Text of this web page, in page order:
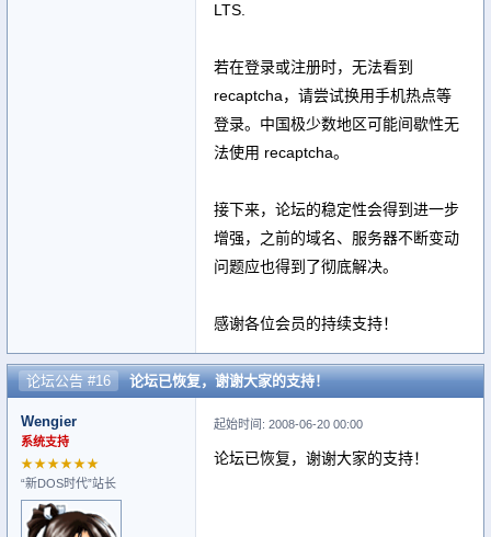
LTS.
若在登录或注册时，无法看到
recaptcha，请尝试换用手机热点等
登录。中国极少数地区可能间歇性无
法使用 recaptcha。
接下来，论坛的稳定性会得到进一步
增强，之前的域名、服务器不断变动
问题应也得到了彻底解决。
感谢各位会员的持续支持！
论坛公告 #16 论坛已恢复，谢谢大家的支持！
Wengier
系统支持
★★★★★★
“新DOS时代”站长
起始时间: 2008-06-20 00:00
论坛已恢复，谢谢大家的支持！